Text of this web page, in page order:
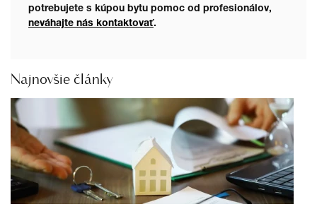
potrebujete s kúpou bytu pomoc od profesionálov,
neváhajte nás kontaktovať.
Najnovšie články